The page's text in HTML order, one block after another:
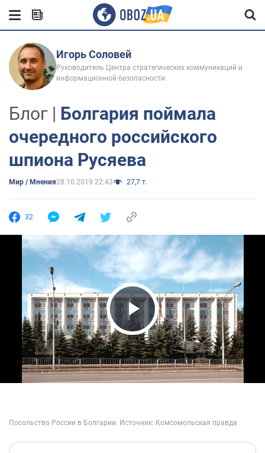
Игорь Соловей
Руководитель Центра стратегических коммуникаций и
информационной безопасности
Блог | Болгария поймала
очередного российского
шпиона Русяева
Мир / Мнения28.10.2019 22:43 27,7 т.
32
Play Video